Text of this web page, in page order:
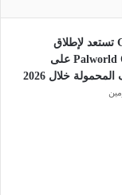
Garena تستعد لإطلاق
Palworld Online على
المحمولة خلال 2026